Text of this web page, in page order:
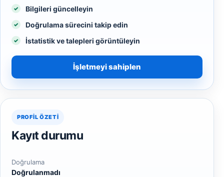
Bilgileri güncelleyin
Doğrulama sürecini takip edin
İstatistik ve talepleri görüntüleyin
İşletmeyi sahiplen
PROFIL ÖZETI
Kayıt durumu
Doğrulama
Doğrulanmadı